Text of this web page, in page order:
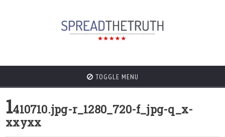
TOGGLE MENU
1410710.jpg-r_1280_720-f_jpg-q_x-
xxyxx